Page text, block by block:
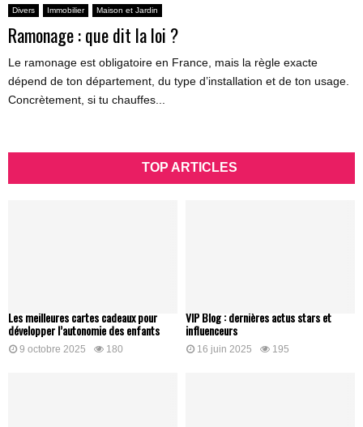
Divers Immobilier Maison et Jardin
Ramonage : que dit la loi ?
Le ramonage est obligatoire en France, mais la règle exacte
dépend de ton département, du type d’installation et de ton usage.
Concrètement, si tu chauffes...
TOP ARTICLES
Les meilleures cartes cadeaux pour
développer l’autonomie des enfants
9 octobre 2025 180
VIP Blog : dernières actus stars et
influenceurs
16 juin 2025 195